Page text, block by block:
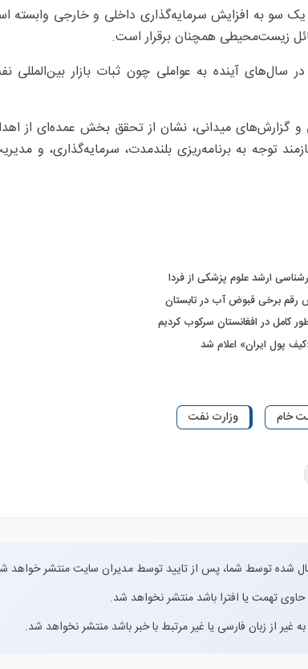
یک سو به افزایش سرمایه‌گذاری داخلی و خارجی
زیست‌محیطی همچنان برقرار است.
در سال‌های آینده به عواملی چون ثبات بازار
و گزارش‌های میدانی، نشان از تحقق بخش عمده‌ای از
توجه به برنامه‌ریزی بلندمدت، سرمایه‌گذاری، و
ارشد علوم پزشکی از فردا
رقم برخی قبوض آب در تابستان
کامل در افغانستان سرکوب کردیم
پول ایران» اعلام شد
خام وزارت نفت
شده توسط شما، پس از تایید توسط مدیران سایت منتشر خواهد
تهمت یا افترا باشد منتشر نخواهد شد.
غیر از زبان فارسی یا غیر مرتبط با خبر باشد منتشر نخواهد شد.